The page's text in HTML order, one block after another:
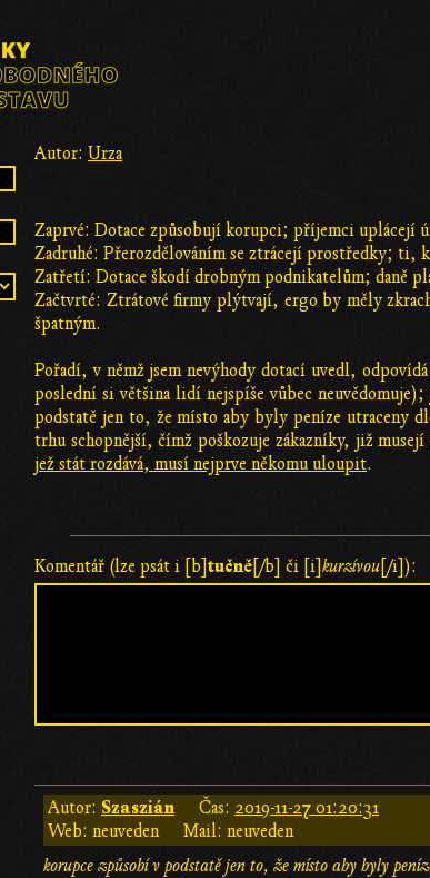
Autor: Urza
Zaprvé: Dotace způsobují korupci; příjemci uplácejí
Zadruhé: Přerozdělováním se ztrácejí prostředky; ti,
Zatřetí: Dotace škodí drobným podnikatelům; daně
Začtvrté: Ztrátové firmy plýtvají, ergo by měly
špatným.
Pořadí, v němž jsem nevýhody dotací uvedl,
poslední si většina lidí nejspíše vůbec
podstatě jen to, že místo aby byly peníze utraceny
trhu schopnější, čímž poškozuje zákazníky, již
jež stát rozdává, musí nejprve někomu uloupit.
Komentář (lze psát i [b] tučně [/b] či [i] kurzívou [/i]):
Autor: Szaszián Čas: 2019-11-27 01:20:31
Web: neuveden
Mail: neuveden
korupce způsobí v podstatě jen to, že místo aby byly